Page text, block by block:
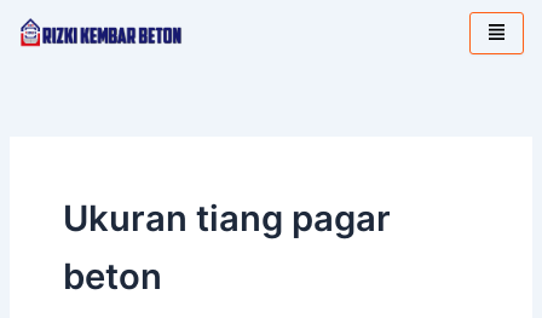
Lewati
Ukuran tiang pagar
beton